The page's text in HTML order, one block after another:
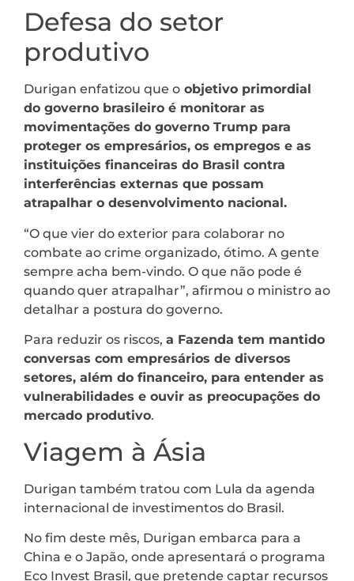
Defesa do setor
produtivo
Durigan enfatizou que o objetivo primordial
do governo brasileiro é monitorar as
movimentações do governo Trump para
proteger os empresários, os empregos e as
instituições financeiras do Brasil contra
interferências externas que possam
atrapalhar o desenvolvimento nacional.
“O que vier do exterior para colaborar no
combate ao crime organizado, ótimo. A gente
sempre acha bem-vindo. O que não pode é
quando quer atrapalhar”, afirmou o ministro ao
detalhar a postura do governo.
Para reduzir os riscos, a Fazenda tem mantido
conversas com empresários de diversos
setores, além do financeiro, para entender as
vulnerabilidades e ouvir as preocupações do
mercado produtivo.
Viagem à Ásia
Durigan também tratou com Lula da agenda
internacional de investimentos do Brasil.
No fim deste mês, Durigan embarca para a
China e o Japão, onde apresentará o programa
Eco Invest Brasil, que pretende captar recursos